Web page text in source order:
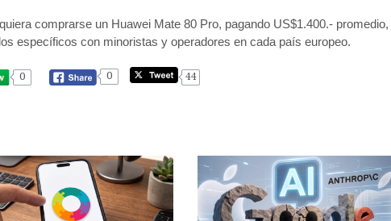
comprarse un Huawei Mate 80 Pro, pagando US$1.400.- promedio,
específicos con minoristas y operadores en cada país europeo.
0 0 44